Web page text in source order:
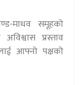
माधव समूहको
प्रस्ताव
आफ्नो पक्षको